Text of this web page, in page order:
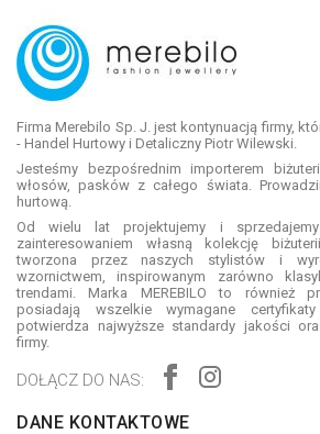
Firma Merebilo Sp. J. jest kontynuacją firmy,
- Handel Hurtowy i Detaliczny Piotr Wilewski.
Jesteśmy bezpośrednim importerem
włosów, pasków z całego świata.
hurtową.
Od wielu lat projektujemy i
zainteresowaniem własną kolekcję
tworzona przez naszych stylistów i
wzornictwem, inspirowanym zarówno
trendami. Marka MEREBILO to również
posiadają wszelkie wymagane
potwierdza najwyższe standardy jakości
firmy.
DOŁĄCZ DO NAS:
DANE KONTAKTOWE